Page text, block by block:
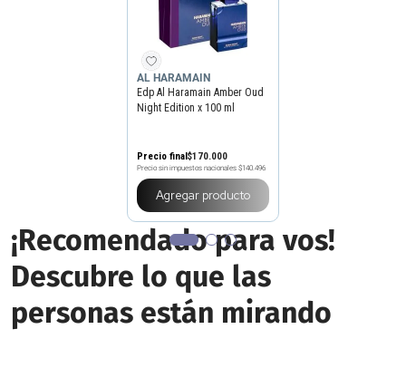
AL HARAMAIN
Edp Al Haramain Amber Oud
Night Edition x 100 ml
Precio final$170.000
Precio sin impuestos nacionales $140.496
Agregar producto
¡Recomendado para vos!
Descubre lo que las
personas están mirando